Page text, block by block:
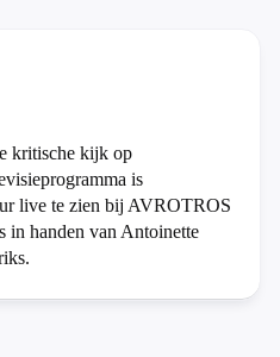
kritische kijk op
is
live te zien bij AVROTROS
in handen van Antoinette